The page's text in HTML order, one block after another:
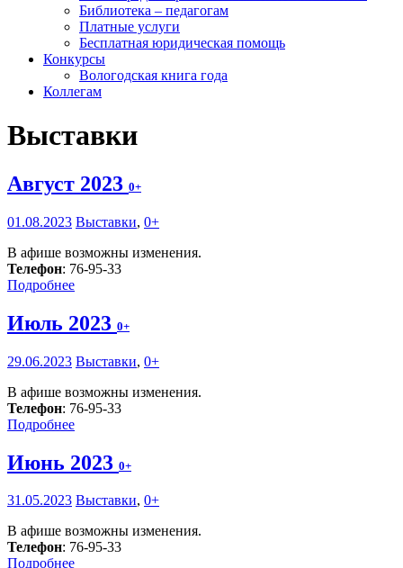
Библиотека – педагогам
Платные услуги
Бесплатная юридическая помощь
Конкурсы
Вологодская книга года
Коллегам
Выставки
Август 2023 0+
01.08.2023 Выставки, 0+
В афише возможны изменения.
Телефон: 76-95-33
Подробнее
Июль 2023 0+
29.06.2023 Выставки, 0+
В афише возможны изменения.
Телефон: 76-95-33
Подробнее
Июнь 2023 0+
31.05.2023 Выставки, 0+
В афише возможны изменения.
Телефон: 76-95-33
Подробнее